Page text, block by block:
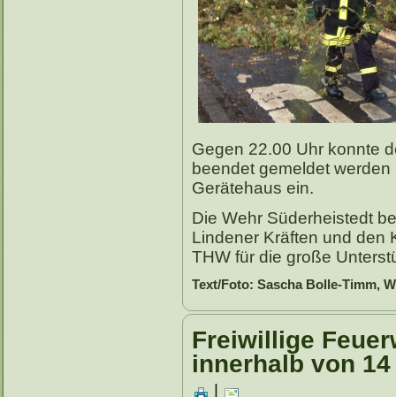
Gegen 22.00 Uhr konnte
beendet gemeldet
Gerätehaus ein.
Die Wehr Süderheistedt
Lindener Kräften und den
THW für die große
Text/Foto: Sascha Bolle-Timm,
Freiwillige
innerhalb von